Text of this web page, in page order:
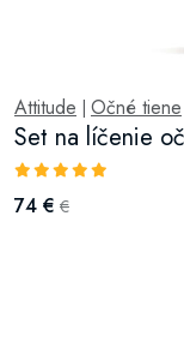
Attitude Očné tiene
Set na líčenie
74 € €